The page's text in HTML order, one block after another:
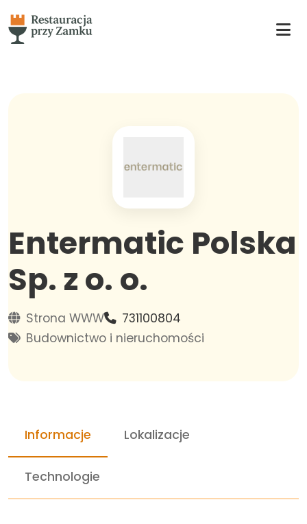
Entermatic Polska
Sp. z o. o.
Strona WWW
731100804
Budownictwo i nieruchomości
Informacje Lokalizacje
Technologie